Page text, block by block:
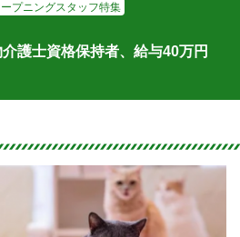
プニングスタッフ特集
護士資格保持者、給与40万円